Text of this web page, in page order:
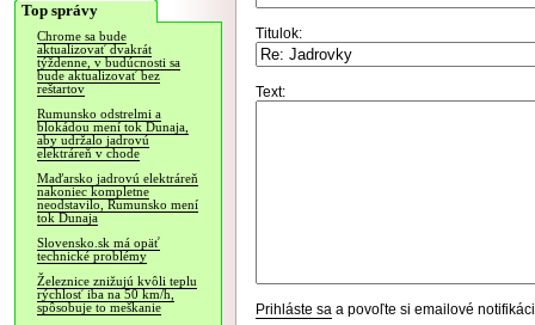
Top správy
Chrome sa bude
aktualizovať dvakrát
týždenne, v budúcnosti sa
bude aktualizovať bez
reštartov
Rumunsko odstrelmi a
blokádou mení tok Dunaja,
aby udržalo jadrovú
elektráreň v chode
Maďarsko jadrovú elektráreň
nakoniec kompletne
neodstavilo, Rumunsko mení
tok Dunaja
Slovensko.sk má opäť
technické problémy
Železnice znižujú kvôli teplu
rýchlosť iba na 50 km/h,
spôsobuje to meškanie
Titulok:
Text:
Prihláste sa a povoľte si emailové